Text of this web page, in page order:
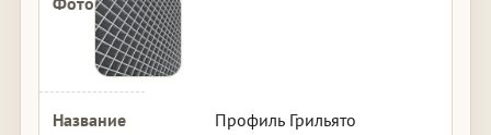
Профиль Грильято